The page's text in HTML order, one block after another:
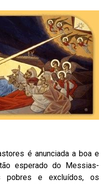
é anunciada a boa e
esperado do Messias-
pobres e excluídos, os